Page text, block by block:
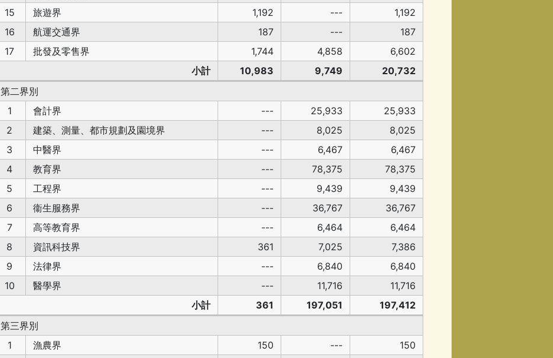
15
旅遊界 1,192 ---
1,192
16
航運交通界 187 ---
187
17
批發及零售界 1,744 4,858
6,602
小計
10,983 9,749
20,732
第二界別
1
會計界 --- 25,933
25,933
2
建築、測量、都市規劃及園境界 --- 8,025
8,025
3
中醫界 --- 6,467
6,467
4
教育界 --- 78,375
78,375
5
工程界 --- 9,439
9,439
6
衞生服務界 --- 36,767
36,767
7
高等教育界 --- 6,464
6,464
8
資訊科技界 361 7,025
7,386
9
法律界 --- 6,840
6,840
10
醫學界 --- 11,716
11,716
小計
361 197,051
197,412
第三界別
1
漁農界 150 ---
150